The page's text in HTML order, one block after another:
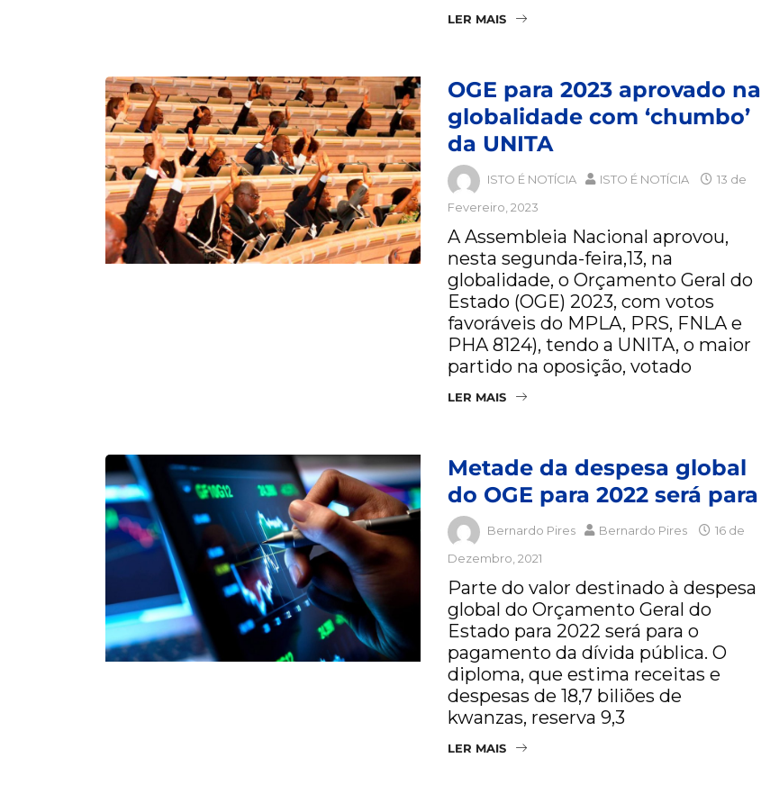
LER MAIS
OGE para 2023 aprovado na
globalidade com ‘chumbo’
da UNITA
ISTO É NOTÍCIA ISTO É NOTÍCIA
13 de
Fevereiro, 2023
A Assembleia Nacional aprovou,
nesta segunda-feira,13, na
globalidade, o Orçamento Geral do
Estado (OGE) 2023, com votos
favoráveis do MPLA, PRS, FNLA e
PHA 8124), tendo a UNITA, o maior
partido na oposição, votado
LER MAIS
Metade da despesa global
do OGE para 2022 será para
Bernardo Pires Bernardo Pires
16 de
Dezembro, 2021
Parte do valor destinado à despesa
global do Orçamento Geral do
Estado para 2022 será para o
pagamento da dívida pública. O
diploma, que estima receitas e
despesas de 18,7 biliões de
kwanzas, reserva 9,3
LER MAIS